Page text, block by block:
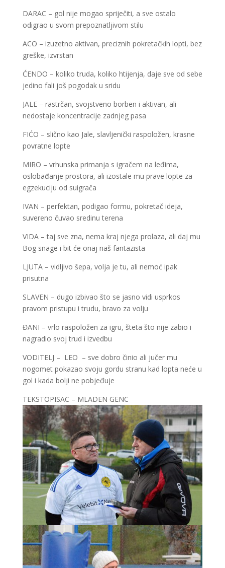
DARAC – gol nije mogao spriječiti, a sve ostalo
odigrao u svom prepoznatljivom stilu
ACO – izuzetno aktivan, preciznih pokretačkih lopti, bez
greške, izvrstan
ĆENDO – koliko truda, koliko htijenja, daje sve od sebe
jedino fali još pogodak u sridu
JALE – rastrčan, svojstveno borben i aktivan, ali
nedostaje koncentracije zadnjeg pasa
FIĆO – slično kao Jale, slavljenički raspoložen, krasne
povratne lopte
MIRO – vrhunska primanja s igračem na leđima,
oslobađanje prostora, ali izostale mu prave lopte za
egzekuciju od suigrača
IVAN – perfektan, podigao formu, pokretač ideja,
suvereno čuvao sredinu terena
VIDA – taj sve zna, nema kraj njega prolaza, ali daj mu
Bog snage i bit će onaj naš fantazista
LJUTA – vidljivo šepa, volja je tu, ali nemoć ipak
prisutna
SLAVEN – dugo izbivao što se jasno vidi usprkos
pravom pristupu i trudu, bravo za volju
ĐANI – vrlo raspoložen za igru, šteta što nije zabio i
nagradio svoj trud i izvedbu
VODITELJ – LEO – sve dobro činio ali jučer mu
nogomet pokazao svoju gordu stranu kad lopta neće u
gol i kada bolji ne pobjeđuje
TEKSTOPISAC – MLADEN GENC